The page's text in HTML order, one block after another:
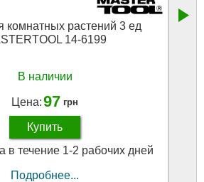
комнатных растений 3 ед
14-6199
В наличии
Цена:97 грн
Купить
в течение 1-2 рабочих дней
Подробнее...